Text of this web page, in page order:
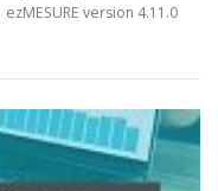
version 4.11.0